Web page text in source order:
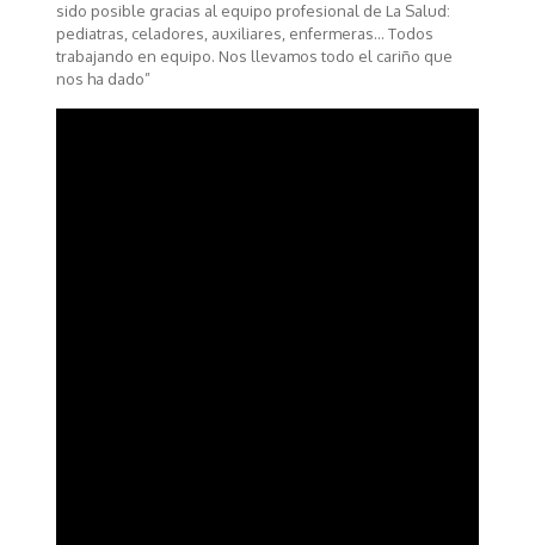
sido posible gracias al equipo profesional de La Salud:
pediatras, celadores, auxiliares, enfermeras… Todos
trabajando en equipo. Nos llevamos todo el cariño que
nos ha dado”